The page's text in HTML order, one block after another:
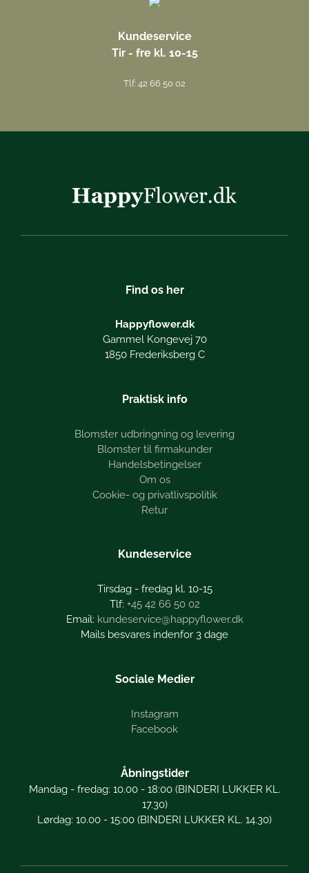
Kundeservice
Tir - fre kl. 10-15
Tlf: 42 66 50 02
Find os her
Happyflower.dk
Gammel Kongevej 70
1850 Frederiksberg C
Praktisk info
Blomster udbringning og levering
Blomster til firmakunder
Handelsbetingelser
Om os
Cookie- og privatlivspolitik
Retur
Kundeservice
Tirsdag - fredag kl. 10-15
+45 42 66 50 02
kundeservice@happyflower.dk
Mails besvares indenfor 3 dage
Sociale Medier
Instagram
Facebook
Åbningstider
Mandag - fredag: 10.00 - 18:00 (BINDERI LUKKER KL.
17.30)
Lørdag: 10.00 - 15:00 (BINDERI LUKKER KL. 14.30)